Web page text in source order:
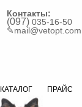
Контакты:
(097) 035-16-50
✎mail@vetopt.com
КАТАЛОГ ПРАЙС